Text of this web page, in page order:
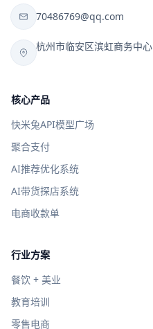
70486769@qq.com
杭州市临安区滨虹商务中心
核心产品
快米兔API模型广场
聚合支付
AI推荐优化系统
AI带货探店系统
电商收款单
行业方案
餐饮 + 美业
教育培训
零售电商